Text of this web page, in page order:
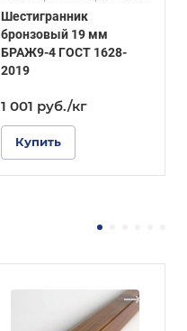
Шестигранник
бронзовый 19 мм
БРАЖ9-4 ГОСТ 1628-
2019
1 001 руб./кг
Купить